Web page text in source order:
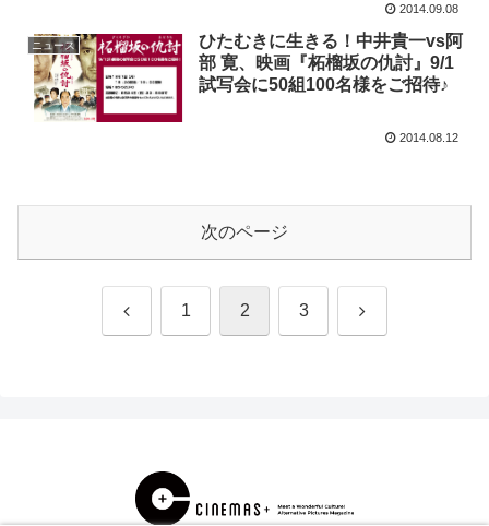
2014.09.08
ニュース
ひたむきに生きる！中井貴一vs阿
部 寛、映画『柘榴坂の仇討』9/1
試写会に50組100名様をご招待♪
2014.08.12
次のページ
前 1 2 3 次